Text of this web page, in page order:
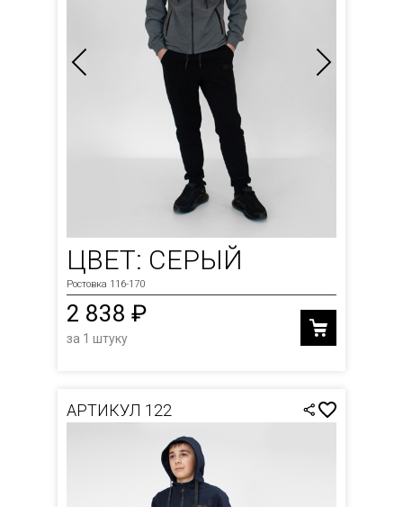
ЦВЕТ: СЕРЫЙ
Ростовка 116-170
2 838 ₽
за 1 штуку
АРТИКУЛ 122